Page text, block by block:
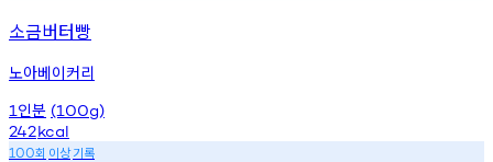
소금버터빵
노아베이커리
1 인분 (100g)
242kcal
100회 이상기록